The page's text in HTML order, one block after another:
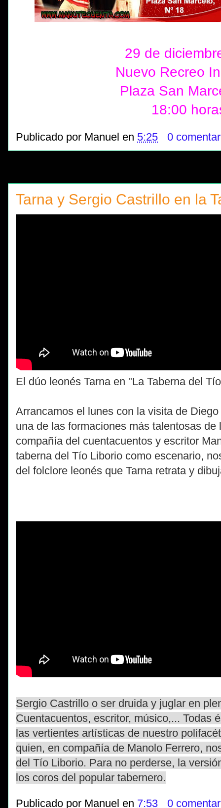
29 de
Nuevo Recreo
Plaza San
18:00
Publicado por Manuel en 5:25 0
Tarna y Sergio Castrillo en la
El dúo leonés Tarna en "La Taberna del
Arrancamos el lunes con la visita de
una de las formaciones más talentosas
compañía del cuentacuentos y escritor
taberna del Tío Liborio como escenario,
del folclore leonés que Tarna retrata y
Sergio Castrillo o ser druida y juglar en
Cuentacuentos, escritor, músico,... Todas
las vertientes artísticas de nuestro
quien, en compañía de Manolo Ferrero,
del Tío Liborio. Para no perderse, la
los coros del popular tabernero.
Publicado por Manuel en 7:53 0